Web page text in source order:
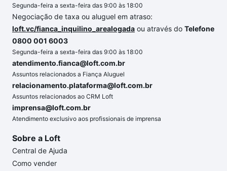
Segunda-feira a sexta-feira das 9:00 às 18:00
Negociação de taxa ou aluguel em atraso:
loft.vc/fianca_inquilino_arealogada ou através do Telefone
0800 001 6003
Segunda-feira a sexta-feira das 9:00 às 18:00
atendimento.fianca@loft.com.br
Assuntos relacionados a Fiança Aluguel
relacionamento.plataforma@loft.com.br
Assuntos relacionados ao CRM Loft
imprensa@loft.com.br
Atendimento exclusivo aos profissionais de imprensa
Sobre a Loft
Central de Ajuda
Como vender